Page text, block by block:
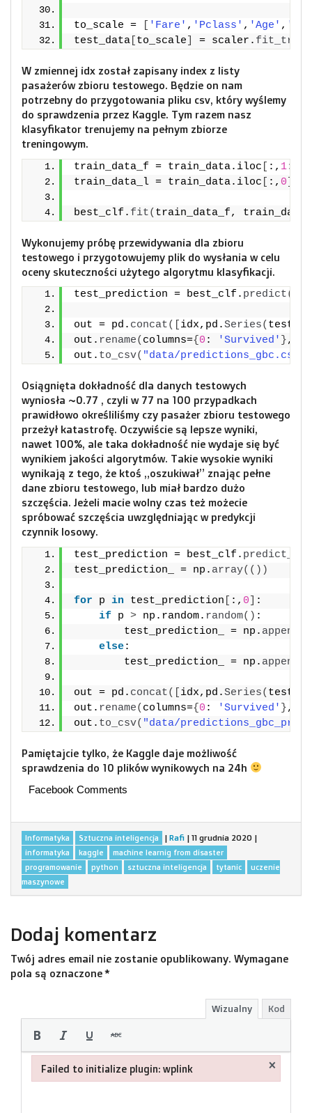
to_scale = 'Fare' , 'Pclass' , 'Age' ,
test_data to_scale = scaler.
W zmiennej idx został zapisany index z listy
pasażerów zbioru testowego. Będzie on nam
potrzebny do przygotowania pliku csv, który wyślemy
do sprawdzenia przez Kaggle. Tym razem nasz
klasyfikator trenujemy na pełnym zbiorze
treningowym.
train_data_f = train_data.iloc :, 1:
train_data_l = train_data.iloc
:, 0
best_clf. fit( train_data_f,
Wykonujemy próbę przewidywania dla zbioru
testowego i przygotowujemy plik do wysłania w celu
oceny skuteczności użytego algorytmu klasyfikacji.
test_prediction = best_clf. predict(
out = pd. concat([ idx,pd.Series(
out. rename( columns={ 0 : 'Survived' },
out. to_csv( "data/predictions_gbc.csv"
Osiągnięta dokładność dla danych testowych
wyniosła ~0.77 , czyli w 77 na 100 przypadkach
prawidłowo określiliśmy czy pasażer zbioru testowego
przeżył katastrofę. Oczywiście są lepsze wyniki,
nawet 100%, ale taka dokładność nie wydaje się być
wynikiem jakości algorytmów. Takie wysokie wyniki
wynikają z tego, że ktoś „oszukiwał” znając pełne
dane zbioru testowego, lub miał bardzo dużo
szczęścia. Jeżeli macie wolny czas też możecie
spróbować szczęścia uwzględniając w predykcji
czynnik losowy.
test_prediction = best_clf.
test_prediction_ = np. array(())
for p in test_prediction :, 0
:
if p > np.random. random() :
        test_prediction_ = np.
append
else:
        test_prediction_ = np.
append
out = pd. concat([ idx,pd.Series(
out. rename( columns={ 0 : 'Survived' },
out. to_csv( "data/
Pamiętajcie tylko, że Kaggle daje możliwość
sprawdzenia do 10 plików wynikowych na 24h
Facebook Comments
Informatyka Sztuczna inteligencja | Rafi | 11 grudnia 2020 |
informatyka kaggle
machine learnig from disaster
programowanie
python sztuczna inteligencja tytanic
uczenie
maszynowe
Dodaj komentarz
Twój adres email nie zostanie opublikowany. Wymagane
pola są oznaczone*
Wizualny Kod
Failed to initialize plugin: wplink ×
Failed to initialize plugin: wplink